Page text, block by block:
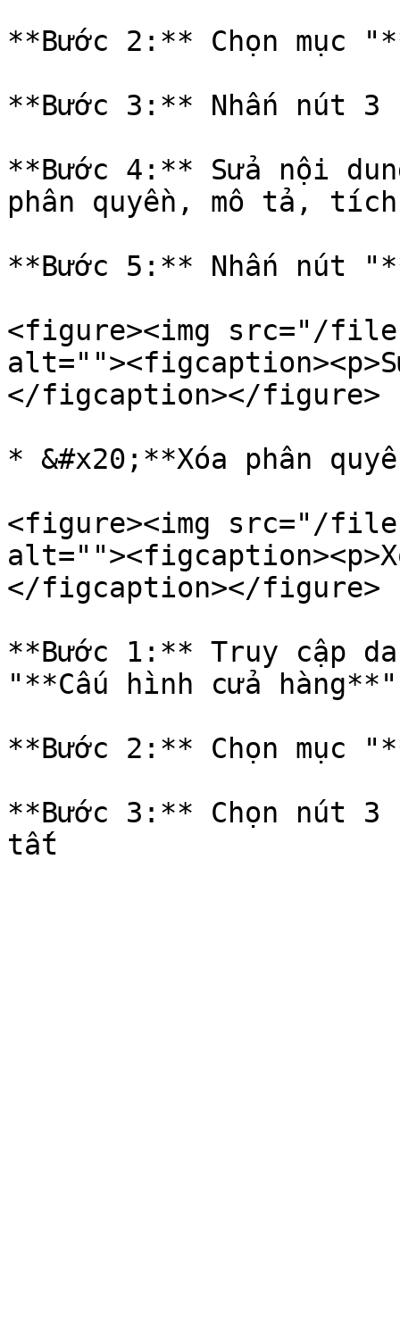
**Bước 2:** Chọn mục
**Bước 3:** Nhấn nút 3
**Bước 4:** Sửa nội
phân quyền, mô tả,
**Bước 5:** Nhấn nút
<figure><img src="/files/
</figcaption></figure>
* &#x20;**Xóa phân
<figure><img src="/files/
</figcaption></figure>
**Bước 1:** Truy cập
"**Cấu hình cửa hàng**"
**Bước 2:** Chọn mục
**Bước 3:** Chọn nút 3